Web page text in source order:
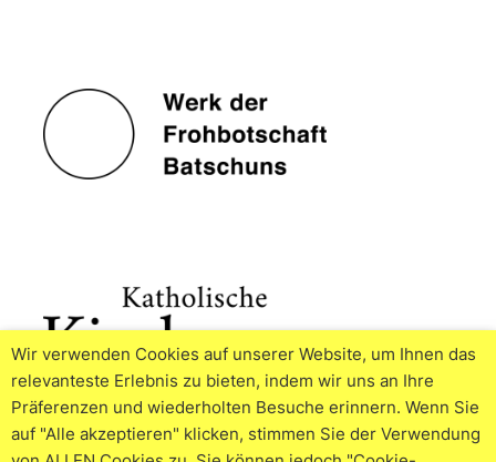
Wir verwenden Cookies auf unserer Website, um Ihnen das
relevanteste Erlebnis zu bieten, indem wir uns an Ihre
Präferenzen und wiederholten Besuche erinnern. Wenn Sie
auf "Alle akzeptieren" klicken, stimmen Sie der Verwendung